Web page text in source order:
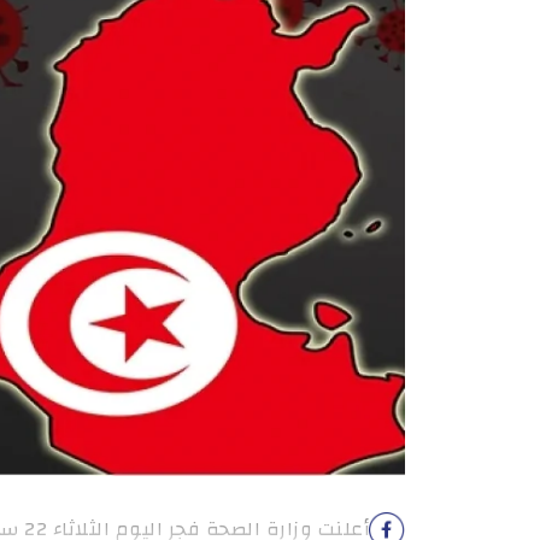
أعلنت وزارة الصحة فجر اليوم الثلاثاء 22 سبتمبر 2020 أنه […]